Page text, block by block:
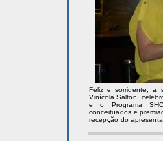
Feliz e sorridente, a
Vinícola Salton,
e o Programa
conceituados e
recepção do